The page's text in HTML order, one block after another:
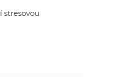
stresovou